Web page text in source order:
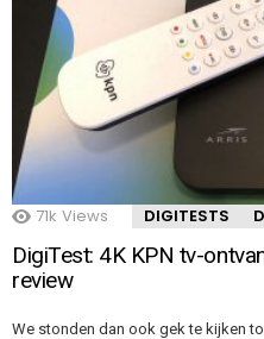
71k Views DIGITESTS
DigiTest: 4K KPN tv-
review
We stonden dan ook gek te kijken